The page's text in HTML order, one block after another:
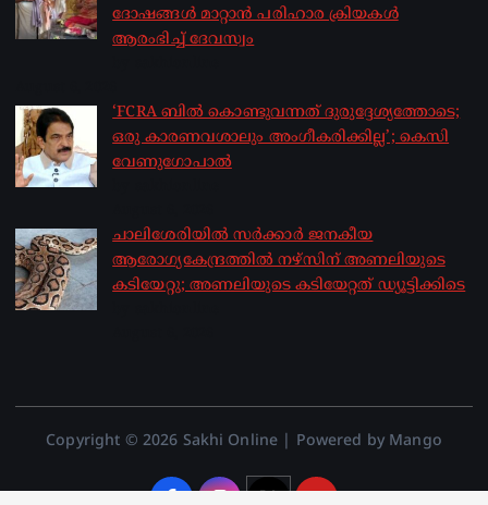
ദോഷങ്ങൾ മാറ്റാൻ പരിഹാര ക്രിയകൾ
ആരംഭിച്ച് ദേവസ്വം
‘FCRA ബിൽ കൊണ്ടുവന്നത് ദുരുദ്ദേശ്യത്തോടെ;
ഒരു കാരണവശാലും അം​ഗീകരിക്കില്ല’; കെസി
വേണു​ഗോപാൽ
ചാലിശേരിയില്‍ സര്‍ക്കാര്‍ ജനകീയ
ആരോഗ്യകേന്ദ്രത്തില്‍ നഴ്സിന് അണലിയുടെ
കടിയേറ്റു; അണലിയുടെ കടിയേറ്റത് ഡ്യൂട്ടിക്കിടെ
Copyright © 2026 Sakhi Online | Powered by Mango